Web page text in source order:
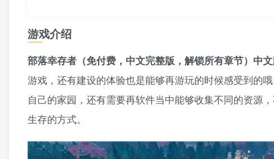
游戏介绍
部落幸存者（免付费，中文完整版，解锁所有章节）中
游戏，还有建设的体验也是能够再游玩的时候感受到的
自己的家园，还有需要再软件当中能够收集不同的资源
生存的方式。